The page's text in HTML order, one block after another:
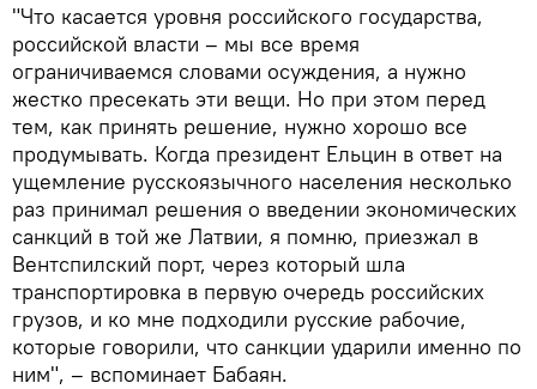
"Что касается уровня российского государства,
российской власти – мы все время
ограничиваемся словами осуждения, а нужно
жестко пресекать эти вещи. Но при этом перед
тем, как принять решение, нужно хорошо все
продумывать. Когда президент Ельцин в ответ на
ущемление русскоязычного населения несколько
раз принимал решения о введении экономических
санкций в той же Латвии, я помню, приезжал в
Вентспилский порт, через который шла
транспортировка в первую очередь российских
грузов, и ко мне подходили русские рабочие,
которые говорили, что санкции ударили именно по
ним", – вспоминает Бабаян.